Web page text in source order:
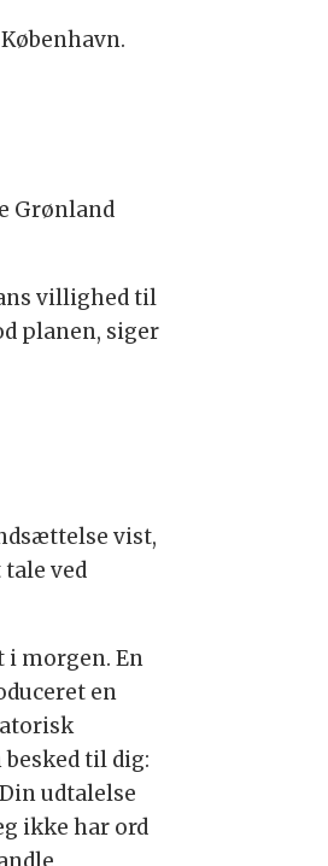
Grønland
villighed til
planen, siger
vist,
ved
i morgen. En
en
til dig:
udtalelse
ikke har ord